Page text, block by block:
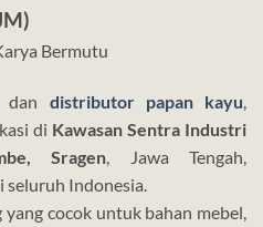
Bermutu
dan distributor papan kayu
di Kawasan Sentra Industri
Sragen , Jawa Tengah,
seluruh Indonesia.
yang cocok untuk bahan mebel,